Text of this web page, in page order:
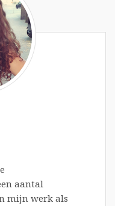
aantal
mijn werk als